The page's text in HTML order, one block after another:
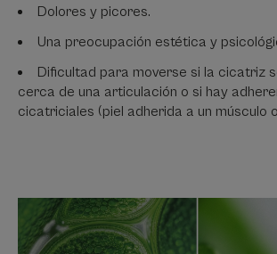
Dolores y picores.
Una preocupación estética y
Dificultad para moverse si la cicatriz
cerca de una articulación o si hay
cicatriciales (piel adherida a un músculo